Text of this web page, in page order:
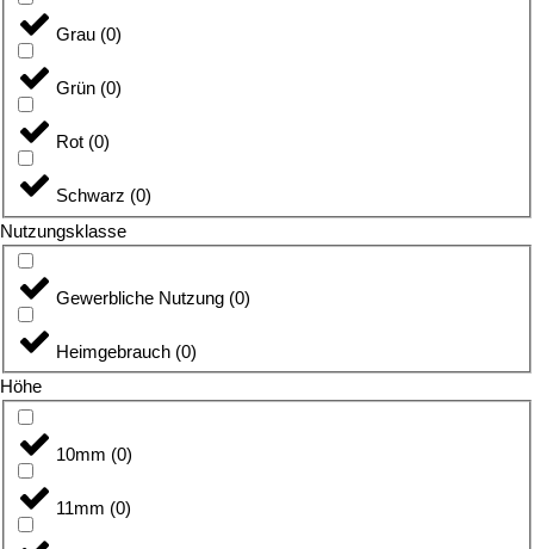
Grau (0)
Grün (0)
Rot (0)
Schwarz (0)
Nutzungsklasse
Gewerbliche Nutzung (0)
Heimgebrauch (0)
Höhe
10mm (0)
11mm (0)